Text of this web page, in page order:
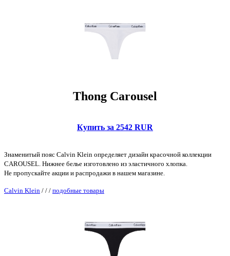
Thong Carousel
Купить за 2542 RUR
Знаменитый пояс Calvin Klein определяет дизайн красочной коллекции
CAROUSEL. Нижнее белье изготовлено из эластичного хлопка.
Не пропускайте акции и распродажи в нашем магазине.
Calvin Klein / / / подобные товары